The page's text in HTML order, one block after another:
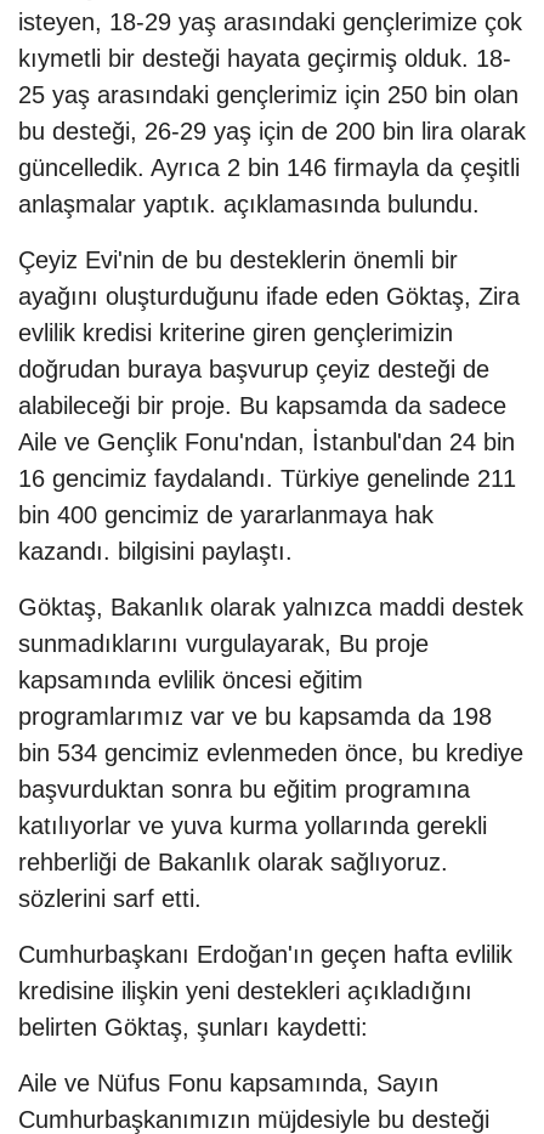
isteyen, 18-29 yaş arasındaki gençlerimize çok
kıymetli bir desteği hayata geçirmiş olduk. 18-
25 yaş arasındaki gençlerimiz için 250 bin olan
bu desteği, 26-29 yaş için de 200 bin lira olarak
güncelledik. Ayrıca 2 bin 146 firmayla da çeşitli
anlaşmalar yaptık. açıklamasında bulundu.
Çeyiz Evi'nin de bu desteklerin önemli bir
ayağını oluşturduğunu ifade eden Göktaş, Zira
evlilik kredisi kriterine giren gençlerimizin
doğrudan buraya başvurup çeyiz desteği de
alabileceği bir proje. Bu kapsamda da sadece
Aile ve Gençlik Fonu'ndan, İstanbul'dan 24 bin
16 gencimiz faydalandı. Türkiye genelinde 211
bin 400 gencimiz de yararlanmaya hak
kazandı. bilgisini paylaştı.
Göktaş, Bakanlık olarak yalnızca maddi destek
sunmadıklarını vurgulayarak, Bu proje
kapsamında evlilik öncesi eğitim
programlarımız var ve bu kapsamda da 198
bin 534 gencimiz evlenmeden önce, bu krediye
başvurduktan sonra bu eğitim programına
katılıyorlar ve yuva kurma yollarında gerekli
rehberliği de Bakanlık olarak sağlıyoruz.
sözlerini sarf etti.
Cumhurbaşkanı Erdoğan'ın geçen hafta evlilik
kredisine ilişkin yeni destekleri açıkladığını
belirten Göktaş, şunları kaydetti:
Aile ve Nüfus Fonu kapsamında, Sayın
Cumhurbaşkanımızın müjdesiyle bu desteği